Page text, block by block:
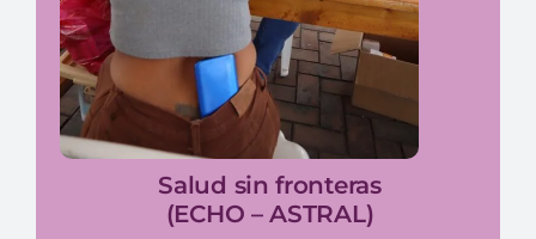
Salud sin fronteras
(ECHO – ASTRAL)